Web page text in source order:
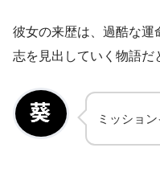
彼女の来歴は、過酷な運
志を見出していく物語だ
ミッショ